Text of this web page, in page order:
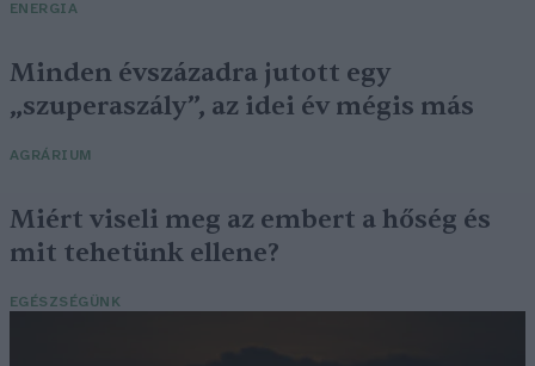
ENERGIA
Minden évszázadra jutott egy
„szuperaszály”, az idei év mégis más
AGRÁRIUM
Miért viseli meg az embert a hőség és
mit tehetünk ellene?
EGÉSZSÉGÜNK